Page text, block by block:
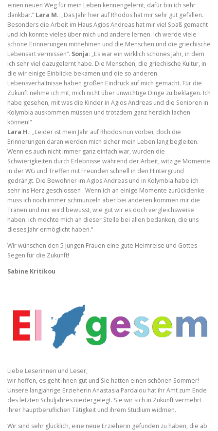
einen neuen Weg für mein Leben kennengelernt, dafür bin ich sehr
dankbar.“ Lara M.: „Das Jahr hier auf Rhodos hat mir sehr gut gefallen.
Besonders die Arbeit im Haus Agios Andreas hat mir viel Spaß gemacht
und ich konnte vieles über mich und andere lernen. Ich werde viele
schöne Erinnerungen mitnehmen und die Menschen und die griechische
Lebensart vermissen“. Sonja: „Es war ein wirklich schönes Jahr, in dem
ich sehr viel dazugelernt habe. Die Menschen, die griechische Kultur, in
die wir einige Einblicke bekamen und die so anderen
Lebensverhältnisse haben großen Eindruck auf mich gemacht. Für die
Zukunft nehme ich mit, mich nicht über unwichtige Dinge zu beklagen. Ich
habe gesehen, mit was die Kinder in Agios Andreas und die Senioren in
Kolymbia auskommen müssen und trotzdem ganz herzlich lachen
können!“
Lara H.: „Leider ist mein Jahr auf Rhodos nun vorbei, doch die
Erinnerungen daran werden mich sicher mein Leben lang begleiten.
Wenn es auch nicht immer ganz einfach war, wurden die
Schwierigkeiten durch Erlebnisse während der Arbeit, witzige Momente
in der WG und Treffen mit Freunden schnell in den Hintergrund
gedrängt. Die Bewohner im Agios Andreas und in Kolymbia habe ich
sehr ins Herz geschlossen . Wenn ich an einige Momente zurückdenke
muss ich noch immer schmunzeln aber bei anderen kommen mir die
Tränen und mir wird bewusst, wie gut wir es doch vergleichsweise
haben. Ich möchte mich an dieser Stelle bei allen bedanken, die uns
dieses Jahr ermöglicht haben.“
Wir wünschen den 5 jungen Frauen eine gute Heimreise und Gottes
Segen für die Zukunft!
Sabine Kritikou
Liebe Leserinnen und Leser,
wir hoffen, es geht Ihnen gut und Sie hatten einen schönen Sommer!
Unsere langjährige Erzieherin Anastasia Pardalou hat ihr Amt zum Ende
des letzten Schuljahres niedergelegt. Sie wir sich in Zukunft vermehrt
ihrer hauptberuflichen Tätigkeit und ihrem Studium widmen.
Wir sind sehr glücklich, eine neue Erzieherin gefunden zu haben, die ab